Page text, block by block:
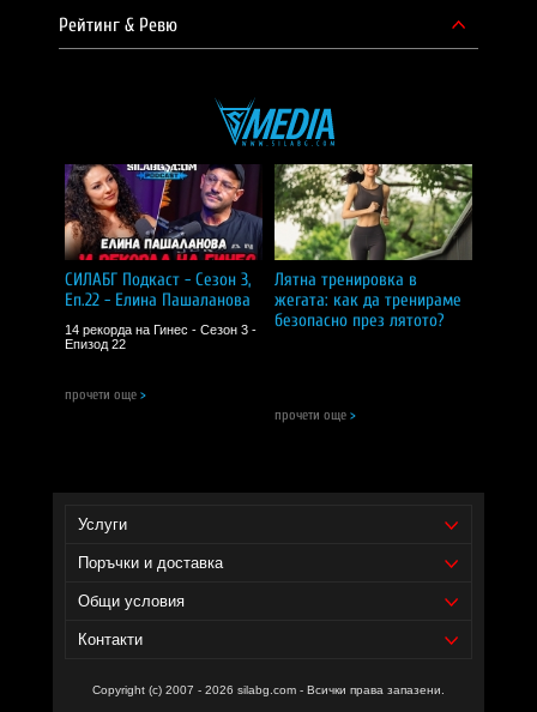
Рейтинг & Ревю
СИЛАБГ Подкаст - Сезон 3,
Еп.22 - Елина Пашаланова
14 рекорда на Гинес - Сезон 3 -
Епизод 22
прочети още >
Лятна тренировка в
жегата: как да тренираме
безопасно през лятото?
прочети още >
Услуги
Поръчки и доставка
Общи условия
Контакти
Copyright (c) 2007 - 2026 silabg.com - Всички права запазени.